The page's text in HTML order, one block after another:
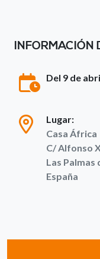
INFORMACIÓN
Del 9 de
Lugar:
Casa África
C/ Alfonso
Las Palmas
España